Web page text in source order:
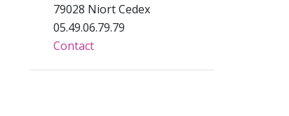
79028 Niort Cedex
05.49.06.79.79
Contact